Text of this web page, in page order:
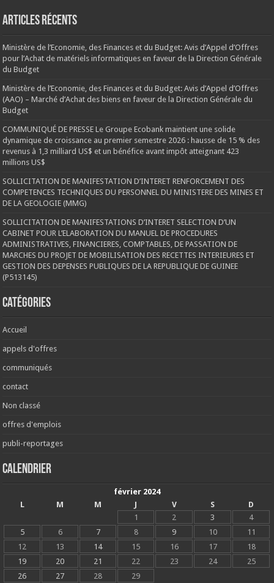
Articles récents
Ministère de l’Economie, des Finances et du Budget: Avis d’Appel d’Offres
pour l’Achat de matériels informatiques en faveur de la Direction Générale
du Budget
Ministère de l’Economie, des Finances et du Budget: Avis d’Appel d’Offres
(AAO) – Marché d’Achat des biens en faveur de la Direction Générale du
Budget
COMMUNIQUÉ DE PRESSE Le Groupe Ecobank maintient une solide
dynamique de croissance au premier semestre 2026 : hausse de 15 % des
revenus à 1,3 milliard US$ et un bénéfice avant impôt atteignant 423
millions US$
SOLLICITATION DE MANIFESTATION D’INTERET RENFORCEMENT DES
COMPETENCES TECHNIQUES DU PERSONNEL DU MINISTERE DES MINES ET
DE LA GEOLOGIE (MMG)
SOLLICITATION DE MANIFESTATIONS D’INTERET SELECTION D’UN
CABINET POUR L’ELABORATION DU MANUEL DE PROCEDURES
ADMINISTRATIVES, FINANCIERES, COMPTABLES, DE PASSATION DE
MARCHES DU PROJET DE MOBILISATION DES RECETTES INTERIEURES ET
GESTION DES DEPENSES PUBLIQUES DE LA REPUBLIQUE DE GUINEE
(P513145)
Catégories
Accueil
appels d'offres
communiqués
contact
Non classé
offres d'emplois
publi-reportages
Calendrier
février 2024
L
M M J V S
D
1
2 3
4
5
6 7 8 9 10
11
12
13 14 15 16 17
18
19
20 21 22 23 24
25
26
27 28 29